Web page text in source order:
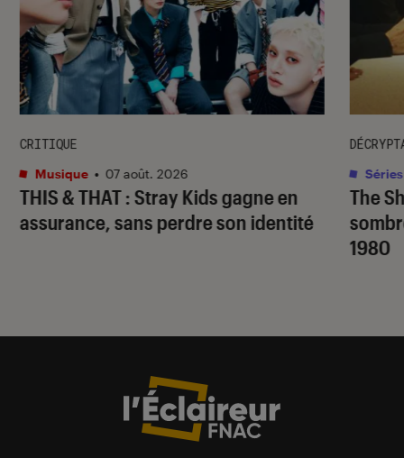
THIS & THAT: Stray Kids gagne en
assurance, sans perdre son identité
CRITIQUE
Musique • 07 août. 2026
The
1980
Séries